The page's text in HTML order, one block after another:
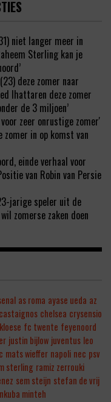
niet langer meer in
Sterling kan je
deze zomer naar
Ihattaren deze zomer
de 3 miljoen’
zeer onrustige zomer'
zomer in op komst van
einde verhaal voor
van Robin van Persie
jarige speler uit de
wil zomerse zaken doen
as roma ayase ueda az
castaignos chelsea crysensio
fc twente feyenoord
justin bijlow juventus leo
mats wieffer napoli nec psv
sterling ramiz zerrouki
sem steijn stefan de vrij
minteh